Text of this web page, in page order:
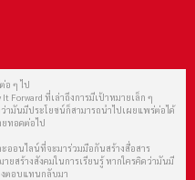
อ ๆ ไป
Forward ที่เล่าถึงการมีเป้าหมายเล็ก ๆ
ามันมีประโยชน์ก็สามารถนำไปเผยแพร่ต่อได้
ยทอดต่อไป
ะออนไลน์ที่จะมาร่วมมือกันสร้างสื่อสาร
ยสร้างสังคมในการเรียนรู้ หากใครคิดว่ามันมี
งตอบแทนกลับมา